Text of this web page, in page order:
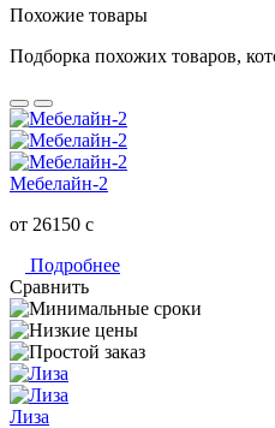
Похожие товары
Подборка похожих товаров,
Мебелайн-2
от 26150 c
Подробнее
Сравнить
Лиза